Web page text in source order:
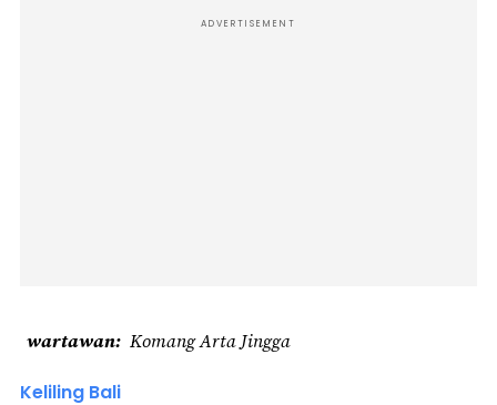
ADVERTISEMENT
wartawan Komang Arta Jingga
Keliling Bali